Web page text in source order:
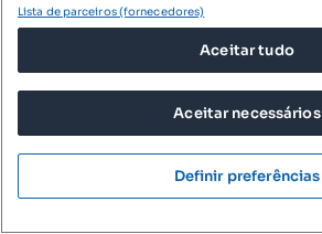
Lista de parceiros (fornecedores)
Aceitar tudo
Aceitar necessários
Definir preferências